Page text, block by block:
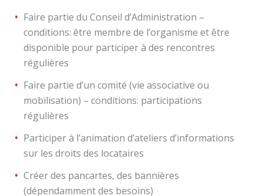
Faire partie du Conseil d’Administration –
conditions: être membre de l’organisme et être
disponible pour participer à des rencontres
régulières
Faire partie d’un comité (vie associative ou
mobilisation) – conditions: participations
régulières
Participer à l’animation d’ateliers d’informations
sur les droits des locataires
Créer des pancartes, des bannières
(dépendamment des besoins)